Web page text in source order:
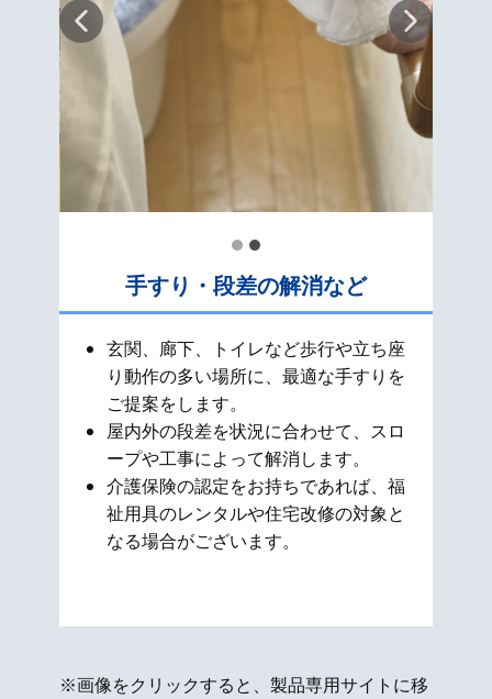
手すり・段差の解消など
玄関、廊下、トイレなど歩行や立ち座
り動作の多い場所に、最適な手すりを
ご提案をします。
屋内外の段差を状況に合わせて、スロ
ープや工事によって解消します。
介護保険の認定をお持ちであれば、福
祉用具のレンタルや住宅改修の対象と
なる場合がございます。
※画像をクリックすると、製品専用サイトに移